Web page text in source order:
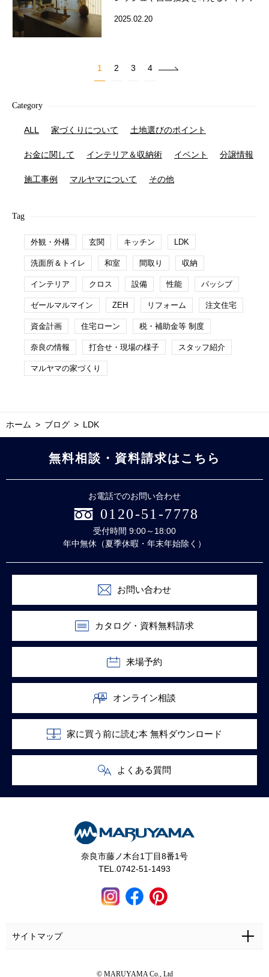
2025.02.20
1 2 3 4
Category
ALL 家づくりについて 土地選びのポイント
お金に関して インテリア＆収納術 イベント 分譲情報
施工事例 マルヤマについて その他
Tag
外観・外構 玄関 キッチン LDK
洗面所＆トイレ 和室 間取り 収納
インテリア クロス 設備 性能 パッシブ
ゼールマルマイン ZEH リフォーム 注文住宅
資金計画 住宅ローン 税・補助金等 制度
奈良の情報 打合せ・現場の様子 スタッフ紹介
マルヤマの家づくり
ホーム ブログ LDK
無料相談・資料請求はこちら
お電話でのお問い合わせ
0120-51-7778
受付時間 9:00～18:00
年中無休（夏季休暇・年末年始除く）
お問い合わせ
カタログ・資料無料請求
来場予約
オンライン相談
家に買う前に読む本 無料ダウンロード
よくある質問
奈良市藤ノ木台1丁目8番1号
TEL.0742-51-1493
サイトマップ
© MARUYAMA Co., Ltd